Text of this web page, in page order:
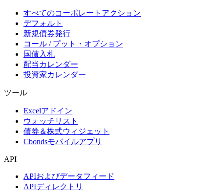
すべてのコーポレートアクション
デフォルト
新規債券発行
コール / プット・オプション
国債入札
配当カレンダー
投資家カレンダー
ツール
Excelアドイン
ウォッチリスト
債券＆株式ウィジェット
Cbondsモバイルアプリ
API
APIおよびデータフィード
APIディレクトリ